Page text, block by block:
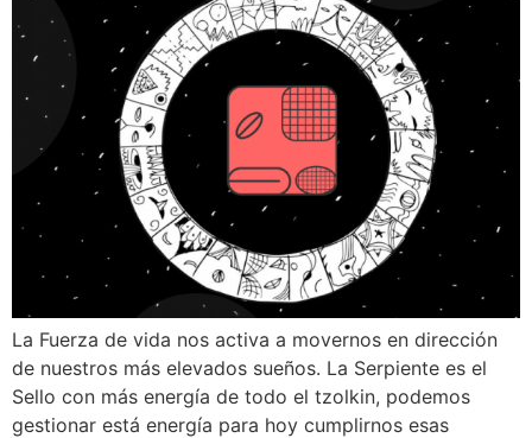
La Fuerza de vida nos activa a movernos en dirección
de nuestros más elevados sueños. La Serpiente es el
Sello con más energía de todo el tzolkin, podemos
gestionar está energía para hoy cumplirnos esas